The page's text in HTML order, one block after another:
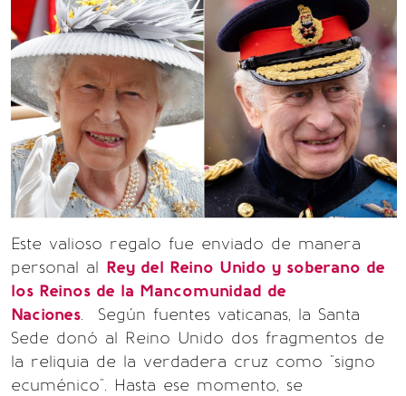
Este valioso regalo fue enviado de manera
personal al Rey del Reino Unido y soberano de
los Reinos de la Mancomunidad de
Naciones. Según fuentes vaticanas, la Santa
Sede donó al Reino Unido dos fragmentos de
la reliquia de la verdadera cruz como "signo
ecuménico". Hasta ese momento, se